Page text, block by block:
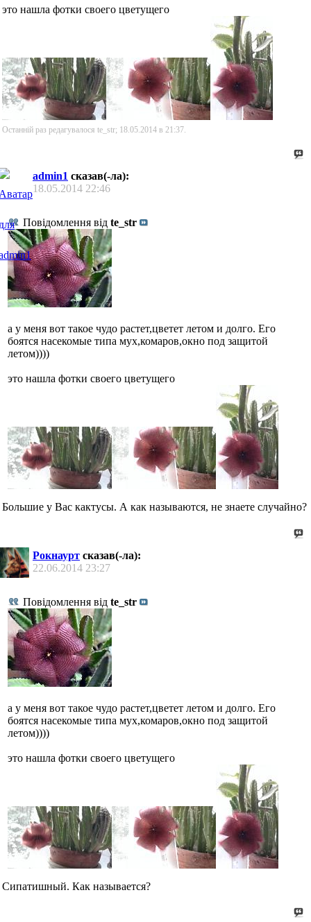
это нашла фотки своего цветущего
Останній раз редагувалося te_str; 18.05.2014 в 21:37
admin1 сказав(-ла):
18.05.2014 22:46
Повідомлення від te_str
а у меня вот такое чудо растет,цветет летом и долго. Его
боятся насекомые типа мух,комаров,окно под защитой
летом))))
это нашла фотки своего цветущего
Большие у Вас кактусы. А как называются, не знаете случайно?
Рокнаурт сказав(-ла):
22.06.2014 23:27
Повідомлення від te_str
а у меня вот такое чудо растет,цветет летом и долго. Его
боятся насекомые типа мух,комаров,окно под защитой
летом))))
это нашла фотки своего цветущего
Сипатишный. Как называется?